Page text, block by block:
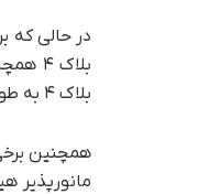
بلاک ۴ به طور رسمی به دسته موشک‌های میان‌برد وارد خواهد شد.
همچنین
مانورپذیر